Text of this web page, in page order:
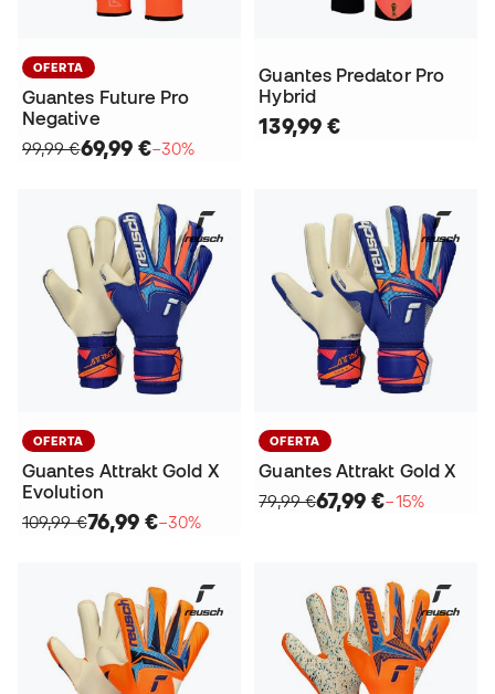
OFERTA
Guantes Future Pro
Negative
99,99 €69,99 €−30%
Guantes Predator Pro
Hybrid
139,99 €
OFERTA
Guantes Attrakt Gold X
Evolution
109,99 €76,99 €−30%
OFERTA
Guantes Attrakt Gold X
79,99 €67,99 €−15%